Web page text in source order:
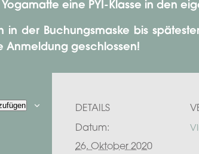
eine PYI-Klasse in den
in der Buchungsmaske bis
Anmeldung geschlossen!
DETAILS
Datum:
26. Oktober 2020